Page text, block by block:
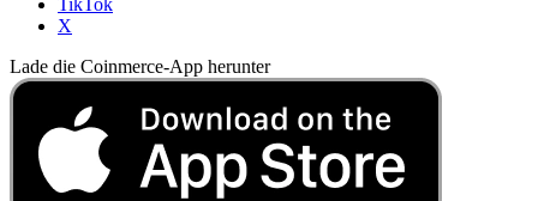
X
Lade die Coinmerce-App herunter